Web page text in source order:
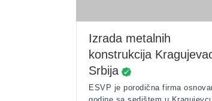
Izrada metalnih
konstrukcija
Srbija
ESVP je porodična firma